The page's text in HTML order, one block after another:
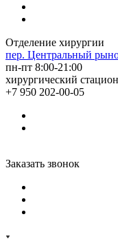
Отделение хирургии
пер. Центральный
пн-пт 8:00-21:00
хирургический
+7 950 202-00-05
Заказать звонок